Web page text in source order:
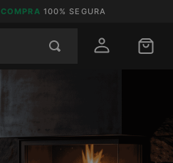
COMPRA 100% SEGURA